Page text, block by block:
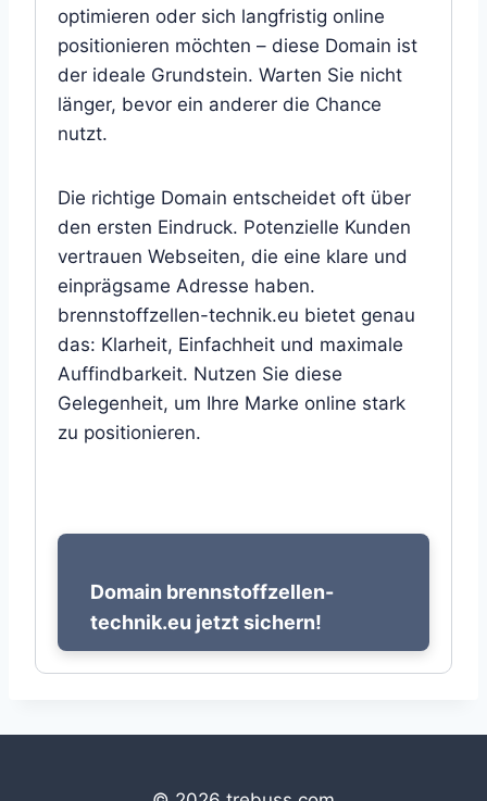
optimieren oder sich langfristig online
positionieren möchten – diese Domain ist
der ideale Grundstein. Warten Sie nicht
länger, bevor ein anderer die Chance
nutzt.
Die richtige Domain entscheidet oft über
den ersten Eindruck. Potenzielle Kunden
vertrauen Webseiten, die eine klare und
einprägsame Adresse haben.
brennstoffzellen-technik.eu bietet genau
das: Klarheit, Einfachheit und maximale
Auffindbarkeit. Nutzen Sie diese
Gelegenheit, um Ihre Marke online stark
zu positionieren.
Domain brennstoffzellen-
technik.eu jetzt sichern!